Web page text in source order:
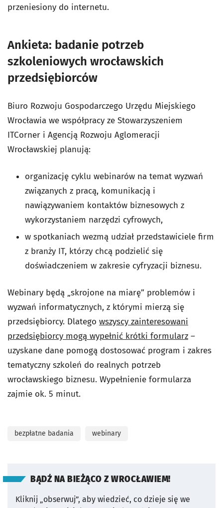
przeniesiony do internetu.
Ankieta: badanie potrzeb
szkoleniowych wrocławskich
przedsiębiorców
Biuro Rozwoju Gospodarczego Urzędu Miejskiego
Wrocławia we współpracy ze Stowarzyszeniem
ITCorner i Agencją Rozwoju Aglomeracji
Wrocławskiej planują:
organizację cyklu webinarów na temat wyzwań
związanych z pracą, komunikacją i
nawiązywaniem kontaktów biznesowych z
wykorzystaniem narzędzi cyfrowych,
w spotkaniach wezmą udział przedstawiciele firm
z branży IT, którzy chcą podzielić się
doświadczeniem w zakresie cyfryzacji biznesu.
Webinary będą „skrojone na miarę” problemów i
wyzwań informatycznych, z którymi mierzą się
przedsiębiorcy. Dlatego wszyscy zainteresowani
przedsiębiorcy mogą wypełnić krótki formularz –
uzyskane dane pomogą dostosować program i zakres
tematyczny szkoleń do realnych potrzeb
wrocławskiego biznesu. Wypełnienie formularza
zajmie ok. 5 minut.
bezpłatne badania webinary
BĄDŹ NA BIEŻĄCO Z WROCŁAWIEM!
Kliknij „obserwuj”, aby wiedzieć, co dzieje się we